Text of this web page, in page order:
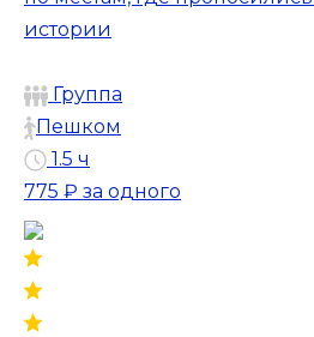
истории
Группа
Пешком
1.5 ч
775 ₽ за одного